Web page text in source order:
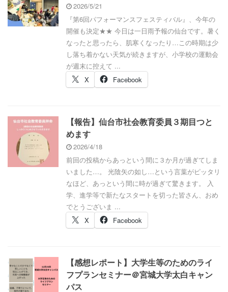
2026/5/21
『第6回パフォーマンスフェスティバル』、今年の
開催も決定★★ 今日は一日雨予報の仙台です。暑く
なったと思ったら、肌寒くなったり…この時期は少
し落ち着かない天気が続きますが、小学校の運動会
が週末に控えて ...
X
Facebook
【報告】仙台市社会教育委員３期目つと
めます
2026/4/18
前回の投稿からあっという間に３か月が過ぎてしま
いました…。 光陰矢の如し…という言葉がピッタリ
なほど、あっという間に時が過ぎて驚きます。 入
学、進学等で新たなスタートを切った皆さん、おめ
でとうございま ...
X
Facebook
【感想レポート】大学生等のためのライ
フプランセミナー＠宮城大学太白キャン
パス